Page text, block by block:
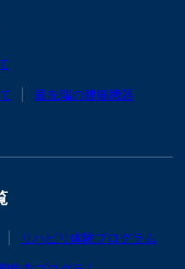
最先端の腰痛機器
リハビリ体験プログラム